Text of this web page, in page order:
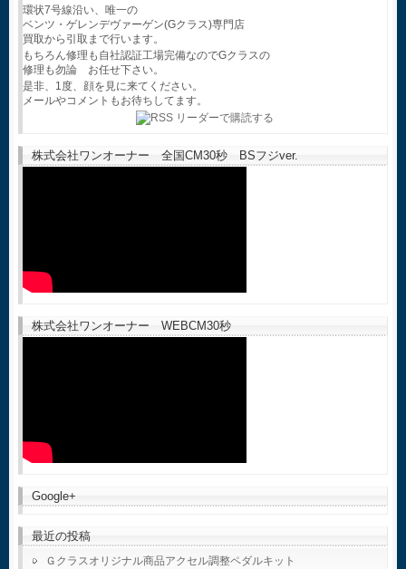
環状7号線沿い、唯一の
ベンツ・ゲレンデヴァーゲン(Gクラス)専門店
買取から引取まで行います。
もちろん修理も自社認証工場完備なのでGクラスの
修理も勿論 お任せ下さい。
是非、1度、顔を見に来てください。
メールやコメントもお待ちしてます。
株式会社ワンオーナー 全国CM30秒 BSフジver.
株式会社ワンオーナー WEBCM30秒
Google+
最近の投稿
Ｇクラスオリジナル商品アクセル調整ペダルキット